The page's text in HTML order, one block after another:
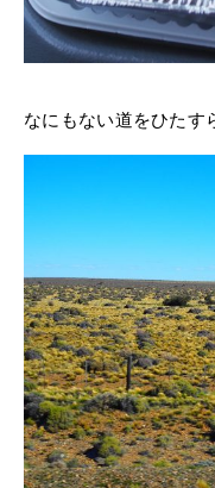
なにもない道をひたす